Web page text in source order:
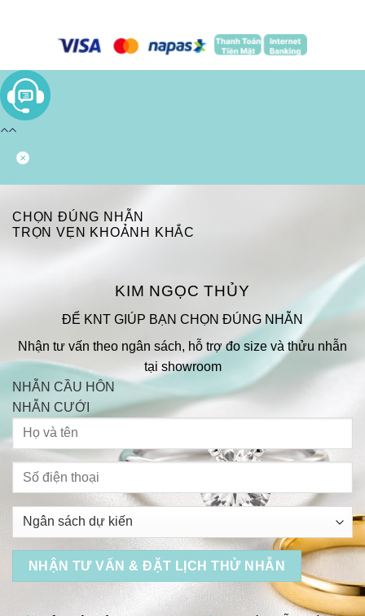
CHỌN ĐÚNG NHẪN
TRỌN VẸN KHOẢNH KHẮC
KIM NGỌC THỦY
ĐỂ KNT GIÚP BẠN CHỌN ĐÚNG NHẪN
Nhận tư vấn theo ngân sách, hỗ trợ đo size và thửu nhẫn
tại showroom
NHẪN CẦU HÔN
NHẪN CƯỚI